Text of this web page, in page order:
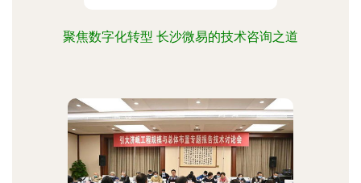
聚焦数字化转型 长沙微易的技术咨询之道